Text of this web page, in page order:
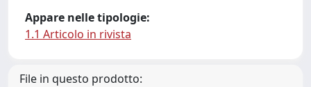
Appare nelle tipologie:
1.1 Articolo in rivista
File in questo prodotto: